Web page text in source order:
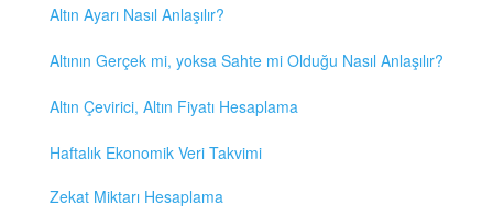
Altın Ayarı Nasıl Anlaşılır?
Altının Gerçek mi, yoksa Sahte mi Olduğu Nasıl Anlaşılır?
Altın Çevirici, Altın Fiyatı Hesaplama
Haftalık Ekonomik Veri Takvimi
Zekat Miktarı Hesaplama